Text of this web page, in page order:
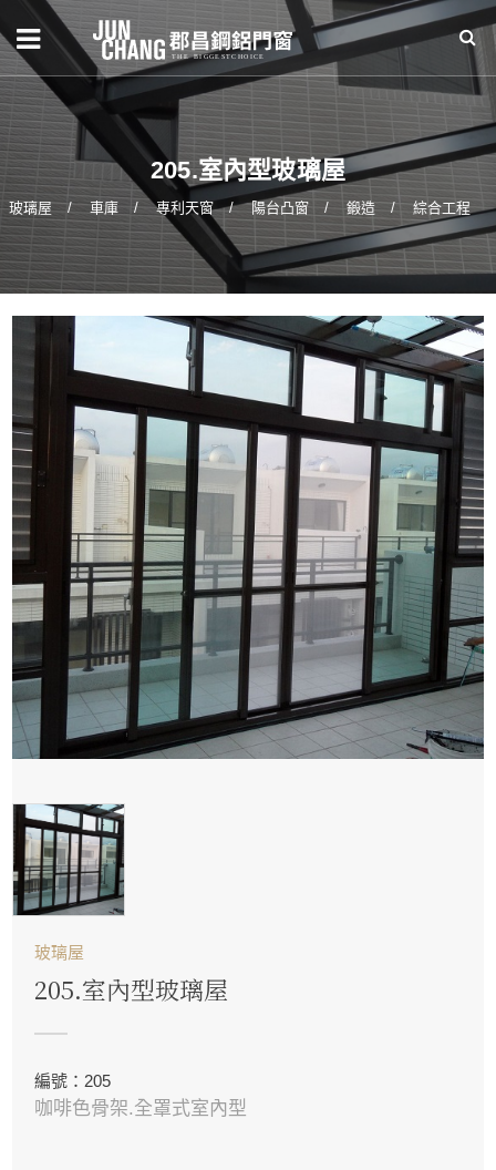
205.室內型玻璃屋
玻璃屋 車庫 專利天窗 陽台凸窗 鍛造 綜合工程
玻璃屋
205.室內型玻璃屋
編號：205
咖啡色骨架.全罩式室內型